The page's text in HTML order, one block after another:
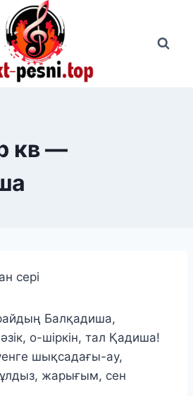
кв —
сері
Балқадиша,
о-шіркін, тал Қадиша!
шықсадағы-ау,
жарығым, сен